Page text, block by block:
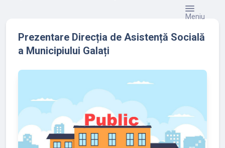
Meniu
Prezentare Direcția de Asistență Socială
a Municipiului Galați